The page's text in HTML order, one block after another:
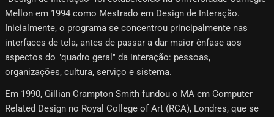
Mellon em 1994 como Mestrado em Design de Interação.
Inicialmente, o programa se concentrou principalmente nas
interfaces de tela, antes de passar a dar maior ênfase aos
aspectos do "quadro geral" da interação: pessoas,
organizações, cultura, serviço e sistema.
Em 1990, Gillian Crampton Smith fundou o MA em Computer
Related Design no Royal College of Art (RCA), Londres, que se